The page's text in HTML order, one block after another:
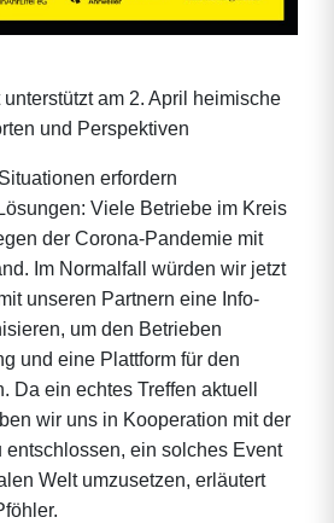
am 2. April heimische
und Perspektiven
erfordern
Viele Betriebe im Kreis
der Corona-Pandemie mit
Im Normalfall würden wir jetzt
unseren Partnern eine Info-
um den Betrieben
und eine Plattform für den
ein echtes Treffen aktuell
wir uns in Kooperation mit der
entschlossen, ein solches Event
Welt umzusetzen, erläutert